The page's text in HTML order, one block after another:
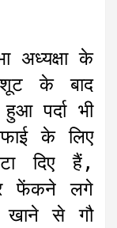
अध्यक्षा के
शूट के बाद
पर्दा भी
के लिए
दिए हैं,
फेंकने लगे
खाने से गौ